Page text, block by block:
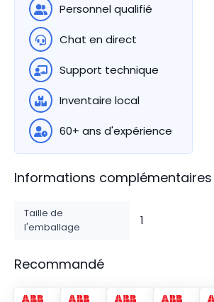
Personnel qualifié
Chat en direct
Support technique
Inventaire local
60+ ans d'expérience
Informations complémentaires
Taille de
l'emballage
1
Recommandé